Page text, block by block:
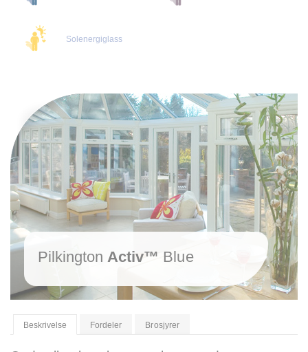
Solenergiglass
PilkingtonActiv™ Blue
Beskrivelse Fordeler Brosjyrer